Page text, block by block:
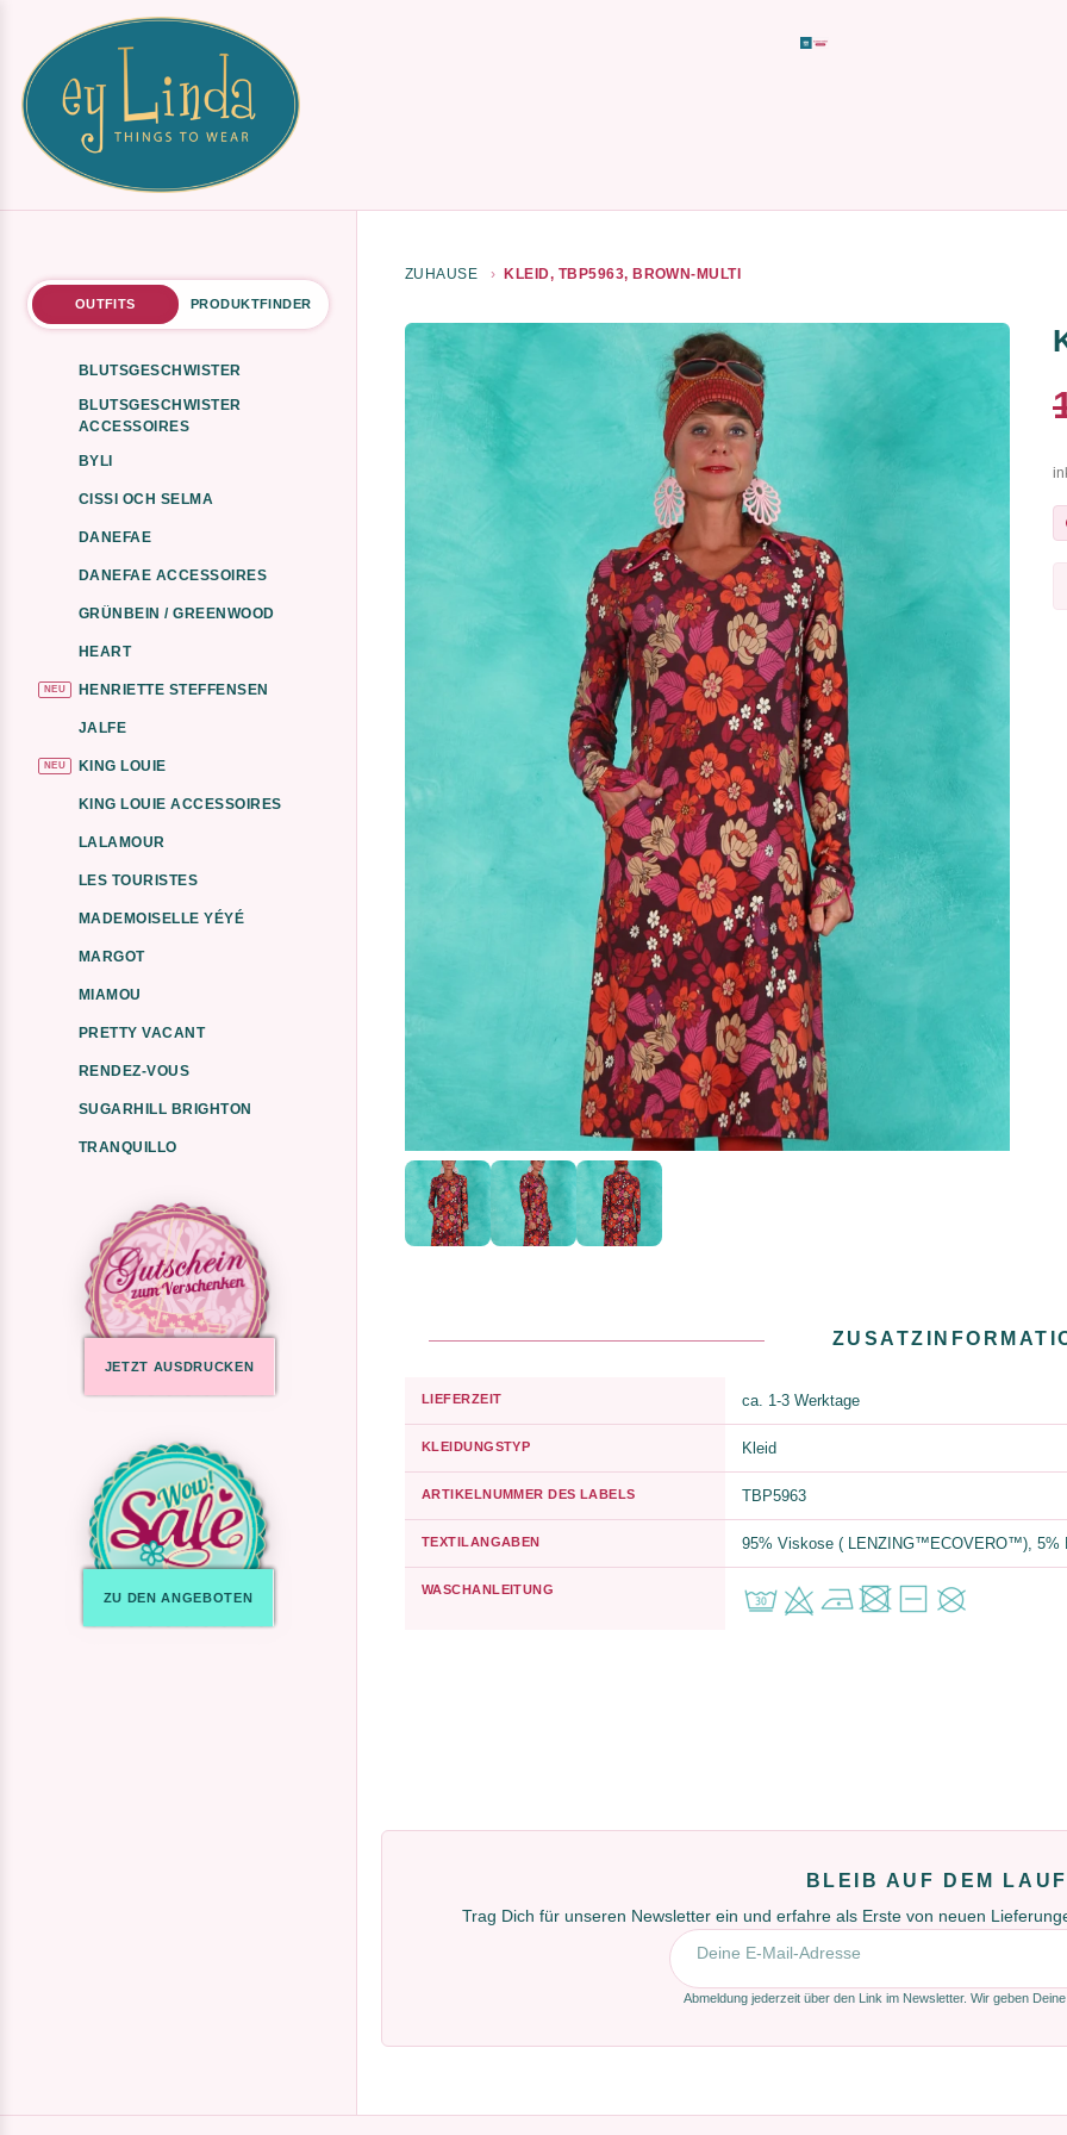
OUTFITS PRODUKTFINDER
BLUTSGESCHWISTER
BLUTSGESCHWISTER
ACCESSOIRES
BYLI
CISSI OCH SELMA
DANEFAE
DANEFAE ACCESSOIRES
GRÜNBEIN / GREENWOOD
HEART
NEU HENRIETTE STEFFENSEN
JALFE
NEU KING LOUIE
KING LOUIE ACCESSOIRES
LALAMOUR
LES TOURISTES
MADEMOISELLE YÉYÉ
MARGOT
MIAMOU
PRETTY VACANT
RENDEZ-VOUS
SUGARHILL BRIGHTON
TRANQUILLO
JETZT AUSDRUCKEN
ZU DEN ANGEBOTEN
ZUHAUSE KLEID, TBP5963, BROWN-MULTI
LIEFERZEIT ca. 1-3 Werktage
KLEIDUNGSTYP Kleid
ARTIKELNUMMER DES LABELS TBP5963
TEXTILANGABEN 95% Viskose ( LENZING™ECOVERO™), 5%
WASCHANLEITUNG
BLEIB AUF DEM
Trag Dich für unseren Newsletter ein und erfahre als Erste von neuen
E-Mail-Adresse
Abmeldung jederzeit über den Link im Newsletter. Wir geben